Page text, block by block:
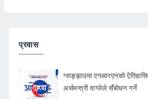
प्रवास
ग्वाङ्झाउमा एनआरएनको
अर्थमन्त्री वाग्लेले सँबोधन गर्ने